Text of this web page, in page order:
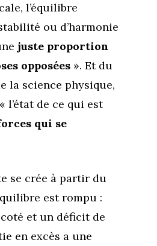
l’équilibre
ou d’harmonie
juste proportion
opposées ». Et du
la science physique,
l’état de ce qui est
qui se
se crée à partir du
est rompu :
coté et un déficit de
en excès a une
Se réaliser
Accompagnements
La Boussole
Libération
Renaissance
Amour & Guérison
Membership
Boutique
Contact